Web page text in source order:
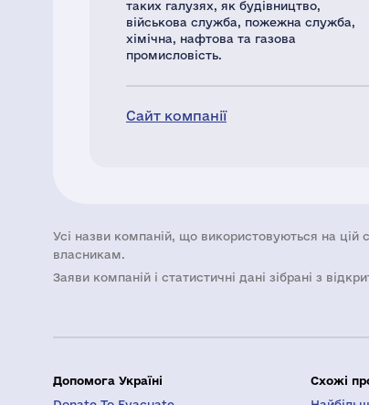
таких галузях, як будівництво,
військова служба, пожежна служба,
хімічна, нафтова та газова
промисловість.
Сайт компанії
Усі назви компаній, що використовуються на цій
власникам.
Заяви компаній i статистичні дані зібрані з
Допомога Україні
Схожі